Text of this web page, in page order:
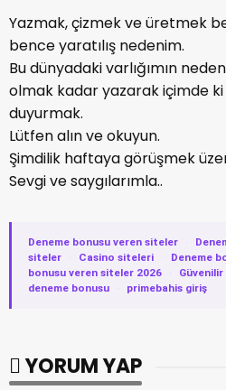
Yazmak, çizmek ve üretmek
bence yaratılış nedenim.
Bu dünyadaki varlığımın
olmak kadar yazarak içimde ki
duyurmak.
Lütfen alın ve okuyun.
Şimdilik haftaya görüşmek
Sevgi ve saygılarımla..
Deneme bonusu veren siteler ·
siteler
· Casino siteleri · Deneme
bonusu veren siteler 2026
·
deneme bonusu
· primebahis giriş
YORUM YAP